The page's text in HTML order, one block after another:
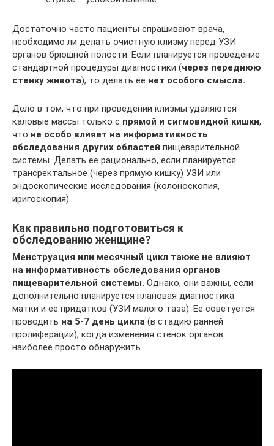
Достаточно часто пациенты спрашивают врача,
необходимо ли делать очистную клизму перед УЗИ
органов брюшной полости. Если планируется проведение
стандартной процедуры диагностики (через переднюю
стенку живота), то делать ее нет особого смысла.
Дело в том, что при проведении клизмы удаляются
каловые массы только с прямой и сигмовидной кишки,
что не особо влияет на информативность
обследования других областей пищеварительной
системы. Делать ее рационально, если планируется
трансректальное (через прямую кишку) УЗИ или
эндоскопические исследования (колоноскопия,
иригоскопия).
Как правильно подготовиться к
обследованию женщине?
Менструация или месячный цикл также не влияют
на информативность обследования органов
пищеварительной системы. Однако, они важны, если
дополнительно планируется плановая диагностика
матки и ее придатков (УЗИ малого таза). Ее советуется
проводить на 5-7 день цикла (в стадию ранней
пролиферации), когда изменения стенок органов
наиболее просто обнаружить.